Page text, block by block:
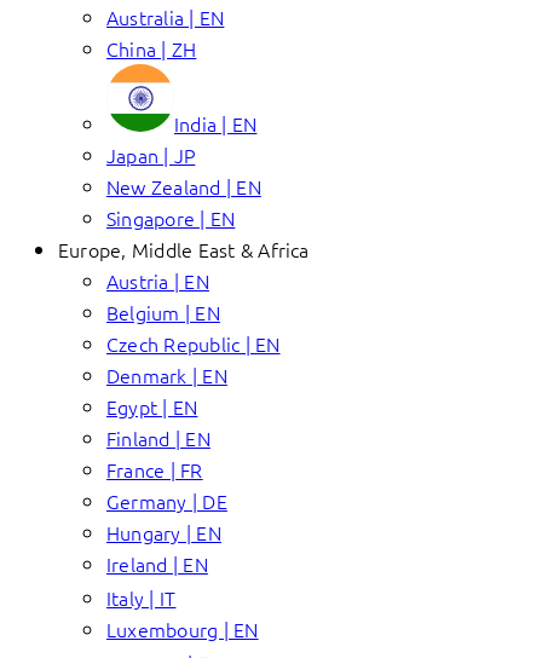
Australia | EN
China | ZH
India | EN
Japan | JP
New Zealand | EN
Singapore | EN
Europe, Middle East & Africa
Austria | EN
Belgium | EN
Czech Republic | EN
Denmark | EN
Egypt | EN
Finland | EN
France | FR
Germany | DE
Hungary | EN
Ireland | EN
Italy | IT
Luxembourg | EN